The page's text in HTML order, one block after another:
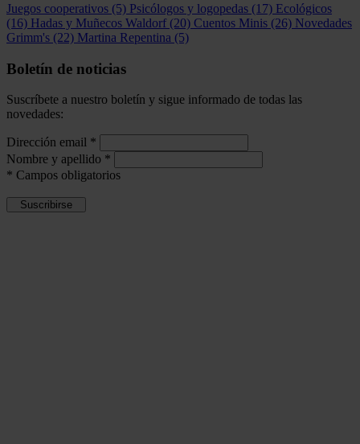
Juegos cooperativos (5) Psicólogos y logopedas (17) Ecológicos
(16) Hadas y Muñecos Waldorf (20) Cuentos Minis (26) Novedades
Grimm's (22) Martina Repentina (5)
Boletín de noticias
Suscríbete a nuestro boletín y sigue informado de todas las
novedades:
Dirección email *
Nombre y apellido *
* Campos obligatorios